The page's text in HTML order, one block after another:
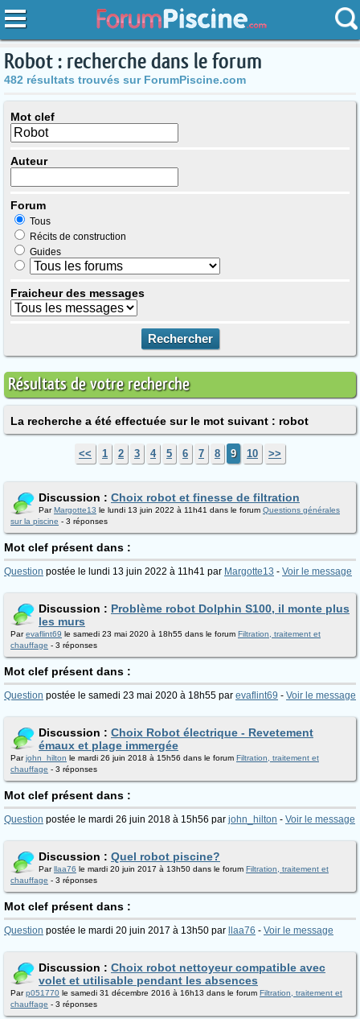
Robot : recherche dans le forum
482 résultats trouvés sur ForumPiscine.com
Mot clef
Auteur
Forum
Tous
Récits de construction
Guides
Fraicheur des messages
Résultats de votre recherche
La recherche a été effectuée sur le mot suivant : robot
<< 1 2 3 4 5 6 7 8 9 10 >>
Discussion : Choix robot et finesse de filtration
ParMargotte13 le lundi 13 juin 2022 à 11h41 dans le forum Questions générales
sur la piscine - 3 réponses
Mot clef présent dans :
Question postée le lundi 13 juin 2022 à 11h41 par Margotte13 - Voir le message
Discussion : Problème robot Dolphin S100, il monte plus
les murs
Parevaflint69 le samedi 23 mai 2020 à 18h55 dans le forum Filtration, traitement et
chauffage - 3 réponses
Mot clef présent dans :
Question postée le samedi 23 mai 2020 à 18h55 par evaflint69 - Voir le message
Discussion : Choix Robot électrique - Revetement
émaux et plage immergée
Parjohn_hilton le mardi 26 juin 2018 à 15h56 dans le forum Filtration, traitement et
chauffage - 3 réponses
Mot clef présent dans :
Question postée le mardi 26 juin 2018 à 15h56 par john_hilton - Voir le message
Discussion : Quel robot piscine?
Parllaa76 le mardi 20 juin 2017 à 13h50 dans le forum Filtration, traitement et
chauffage - 3 réponses
Mot clef présent dans :
Question postée le mardi 20 juin 2017 à 13h50 par llaa76 - Voir le message
Discussion : Choix robot nettoyeur compatible avec
volet et utilisable pendant les absences
Parp051770 le samedi 31 décembre 2016 à 16h13 dans le forum Filtration, traitement et
chauffage - 3 réponses